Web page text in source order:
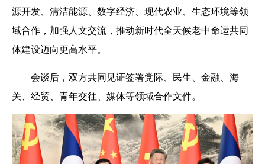
源开发、清洁能源、数字经济、现代农业、生态环境等领
域合作，加强人文交流，推动新时代全天候老中命运共同
体建设迈向更高水平。
会谈后，双方共同见证签署党际、民生、金融、海
关、经贸、青年交往、媒体等领域合作文件。